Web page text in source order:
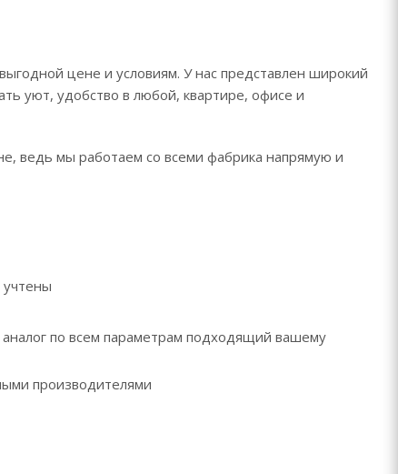
цене и условиям. У нас представлен широкий
уют, удобство в любой, квартире, офисе и
ведь мы работаем со всеми фабрика напрямую и
учтены
по всем параметрам подходящий вашему
производителями